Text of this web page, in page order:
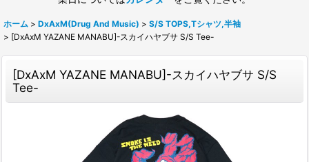
ホーム > DxAxM(Drug And Music) > S/S TOPS,Tシャツ,半袖
> [DxAxM YAZANE MANABU]-スカイハヤブサ S/S Tee-
[DxAxM YAZANE MANABU]-スカイハヤブサ S/S
Tee-